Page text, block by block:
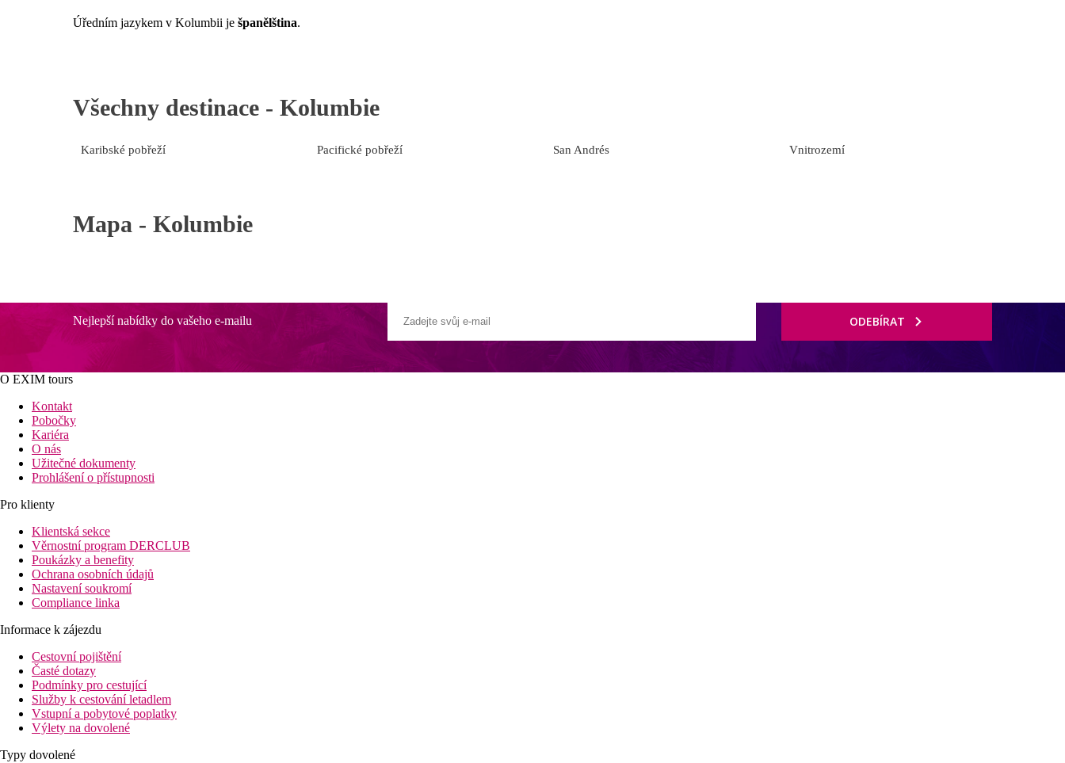
Úředním jazykem v Kolumbii je španělština.
Všechny destinace - Kolumbie
Karibské pobřeží Pacifické pobřeží San Andrés Vnitrozemí
Mapa - Kolumbie
Nejlepší nabídky do vašeho e-mailu ODEBÍRAT
O EXIM tours
Kontakt
Pobočky
Kariéra
O nás
Užitečné dokumenty
Prohlášení o přístupnosti
Pro klienty
Klientská sekce
Věrnostní program DERCLUB
Poukázky a benefity
Ochrana osobních údajů
Nastavení soukromí
Compliance linka
Informace k zájezdu
Cestovní pojištění
Časté dotazy
Podmínky pro cestující
Služby k cestování letadlem
Vstupní a pobytové poplatky
Výlety na dovolené
Typy dovolené